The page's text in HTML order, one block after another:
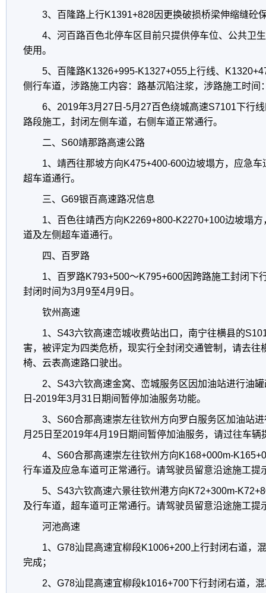
3、百隆路上行K1391+828因更换破损桥梁伸缩缝砼
4、河百路百色北停车区目前只提供停车位、公共卫
使用。
5、百隆路K1326+995-K1327+055上行线、
侧行车道，涉路施工内容：路基沉陷注浆，涉路施工时间
6、2019年3月27日-5月27百色绕城高速S7101下行
路段施工，封闭左侧车道，右侧车道正常通行。
二、S60靖那路高速公路
1、靖西往那坡方向K475+400-600边坡塌方，应急
超车道通行。
三、G69银百高速路况信息
1、百色往靖西方向K2269+800-K2270+100边坡塌
道及左侧超车道通行。
四、百罗路
1、百罗路K793+500～K795+600因跨路施工封闭下
封闭时间为3月9至4月9日。
钦州高速
1、S43六钦高速峦城收费站出口，南宁往横县的
害，被评定为四类危桥，现实行全封闭交通管制，请去往
椅、云表高速路口驶出。
2、S43六钦高速金窝、峦城服务区因加油站进行油
日-2019年3月31日期间暂停加油服务功能。
3、S60合那高速崇左往钦州方向罗白服务区加油站
月25日至2019年4月19日期间暂停加油服务，请过往车辆
4、S60合那高速崇左往钦州方向K168+000m-
行车道及应急车道可正常通行。请驾驶员留意沿途施工提
5、S43六钦高速六景往钦州港方向K72+300m-
及行车道，超车道可正常通行。请驾驶员留意沿途施工提
河池高速
1、G78汕昆高速宜柳段K1006+200上行封闭右道，
完成；
2、G78汕昆高速宜柳段k1016+700下行封闭右道，